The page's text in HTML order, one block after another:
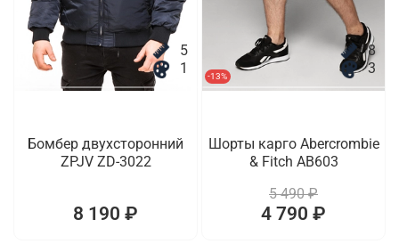
5
1
Бомбер двухсторонний
ZPJV ZD-3022
8 190 ₽
-13%
8
3
Шорты карго Abercrombie
& Fitch AB603
5 490 ₽
4 790 ₽